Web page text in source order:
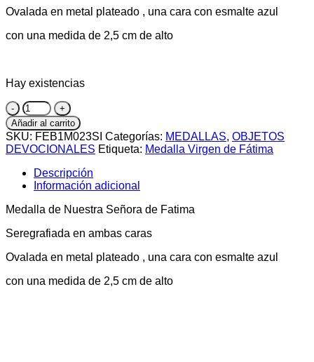
Ovalada en metal plateado , una cara con esmalte azul
con una medida de 2,5 cm de alto
Hay existencias
Medalla
de
Nuestra
Señora
de
Fátima
cantidad
Añadir al carrito
SKU: FEB1M023SI Categorías: MEDALLAS, OBJETOS
DEVOCIONALES Etiqueta: Medalla Virgen de Fátima
Descripción
Información adicional
Medalla de Nuestra Señora de Fatima
Seregrafiada en ambas caras
Ovalada en metal plateado , una cara con esmalte azul
con una medida de 2,5 cm de alto